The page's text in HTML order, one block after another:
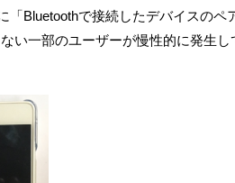
「Bluetoothで接続したデバイスのペ
い一部のユーザーが慢性的に発生し